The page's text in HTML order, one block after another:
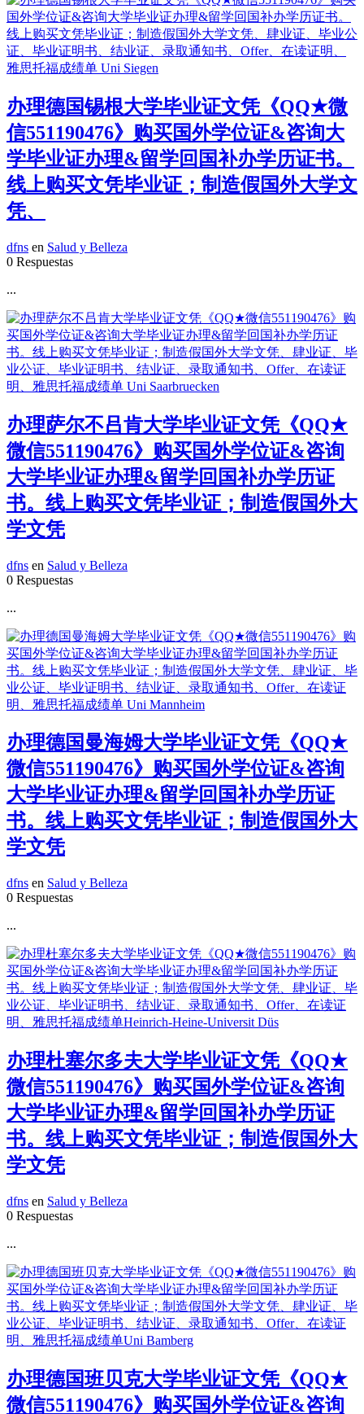
办理德国锡根大学毕业证文凭《QQ★微
信551190476》购买国外学位证&咨询大
学毕业证办理&留学回国补办学历证书。
线上购买文凭毕业证；制造假国外大学文
凭、
dfns en Salud y Belleza
0 Respuestas
...
办理萨尔不吕肯大学毕业证文凭《QQ★
微信551190476》购买国外学位证&咨询
大学毕业证办理&留学回国补办学历证
书。线上购买文凭毕业证；制造假国外大
学文凭
dfns en Salud y Belleza
0 Respuestas
...
办理德国曼海姆大学毕业证文凭《QQ★
微信551190476》购买国外学位证&咨询
大学毕业证办理&留学回国补办学历证
书。线上购买文凭毕业证；制造假国外大
学文凭
dfns en Salud y Belleza
0 Respuestas
...
办理杜塞尔多夫大学毕业证文凭《QQ★
微信551190476》购买国外学位证&咨询
大学毕业证办理&留学回国补办学历证
书。线上购买文凭毕业证；制造假国外大
学文凭
dfns en Salud y Belleza
0 Respuestas
...
办理德国班贝克大学毕业证文凭《QQ★
微信551190476》购买国外学位证&咨询